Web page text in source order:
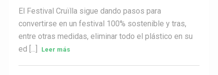
El Festival Cruïlla sigue dando pasos para
convertirse en un festival 100% sostenible y tras,
entre otras medidas, eliminar todo el plástico en su
ed [...]
Leer más